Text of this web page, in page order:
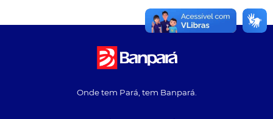
Onde tem Pará, tem Banpará.